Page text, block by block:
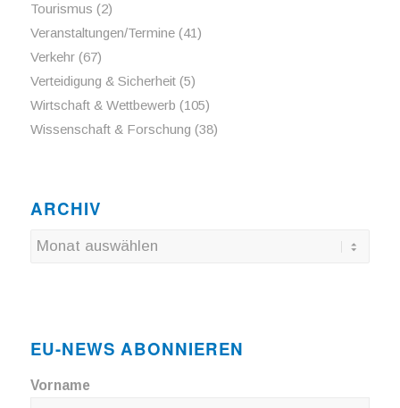
Tourismus (2)
Veranstaltungen/Termine(41)
Verkehr(67)
Verteidigung & Sicherheit(5)
Wirtschaft & Wettbewerb (105)
Wissenschaft & Forschung (38)
ARCHIV
EU-NEWS ABONNIEREN
Vorname